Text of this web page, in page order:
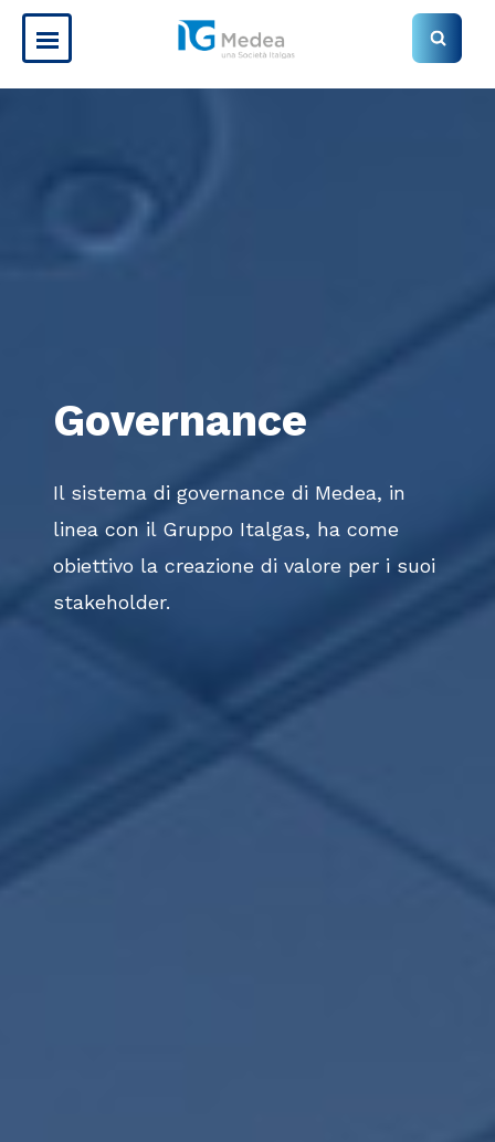
Governance
Il sistema di governance di Medea, in
linea con il Gruppo Italgas, ha come
obiettivo la creazione di valore per i suoi
stakeholder.